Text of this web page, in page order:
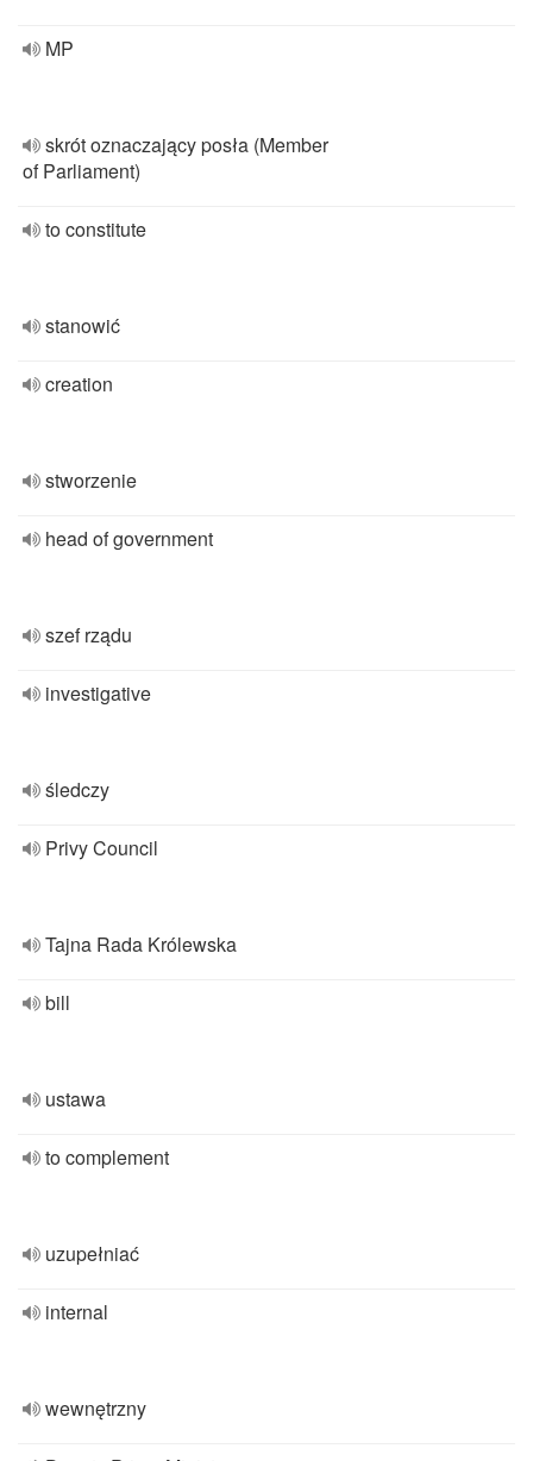
MP
skrót oznaczający posła (Member
of Parliament)
to constitute
stanowić
creation
stworzenie
head of government
szef rządu
investigative
śledczy
Privy Council
Tajna Rada Królewska
bill
ustawa
to complement
uzupełniać
internal
wewnętrzny